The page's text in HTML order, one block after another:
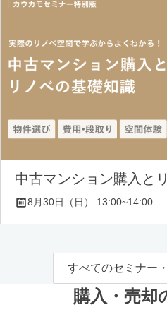
中古マンション購入と
8月30日（日） 13:00~14:00
すべてのセミナー
購入・売却